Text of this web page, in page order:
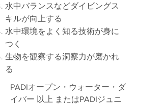
水中バランスなどダイビングス
キルが向上する
水中環境をよく知る技術が身に
つく
生物を観察する洞察力が磨かれ
る
PADIオープン・ウォーター・ダ
イバー 以上 またはPADIジュニ